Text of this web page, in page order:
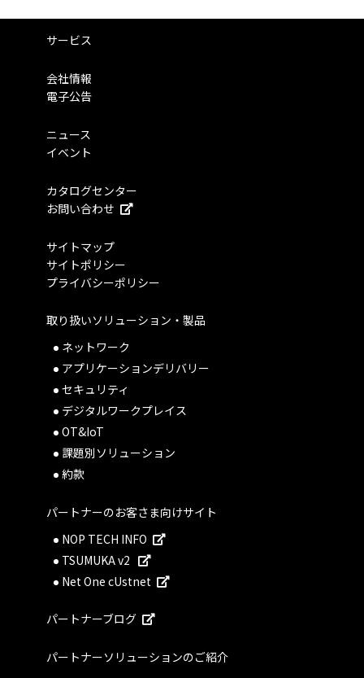
サービス
会社情報
電子公告
ニュース
イベント
カタログセンター
お問い合わせ
サイトマップ
サイトポリシー
プライバシーポリシー
取り扱いソリューション・製品
ネットワーク
アプリケーションデリバリー
セキュリティ
デジタルワークプレイス
OT&IoT
課題別ソリューション
約款
パートナーのお客さま向けサイト
NOP TECH INFO
TSUMUKA v2
Net One cUstnet
パートナーブログ
パートナーソリューションのご紹介